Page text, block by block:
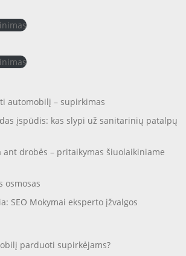
automobilį – supirkimas
įspūdis: kas slypi už sanitarinių patalpų
ant drobės – pritaikymas šiuolaikiniame
osmosas
SEO Mokymai eksperto įžvalgos
parduoti supirkėjams?